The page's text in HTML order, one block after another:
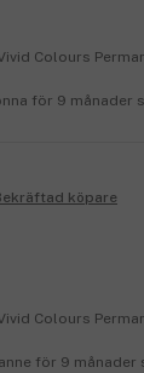
Colours
för 9 månader
köpare
Colours
för 9